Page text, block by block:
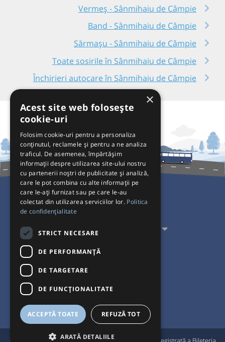
Vermeș - Sânmihaiu de Câmpie
Band - Sânmihaiu de Câmpie
Sărmașu - Sânmihaiu de Câmpie
Toate sosirile în Sânmihaiu de Câmpie
Închirieri autocare în Sânmihaiu de Câmpie
Pentru Călători
Pentru Transportatori
Interacționăm
Acceptăm plăți cu
®
×
Acest site web folosește
cookie-uri
Folosim cookie-uri pentru a personaliza
conținutul, reclamele și pentru a ne analiza
traficul. De asemenea, împărtășim
informații despre utilizarea site-ului nostru
cu partenerii noștri de publicitate și analiză,
care le pot combina cu alte informații pe
care le-ați furnizat sau pe care le-au
colectat din utilizarea serviciilor lor. Politica
de confidențialitate
STRICT NECESARE
DE PERFORMANȚĂ
DE TARGETARE
DE FUNCŢIONALITATE
ACCEPTĂ TOATE REFUZĂ TOT
ARATĂ DETALIILE